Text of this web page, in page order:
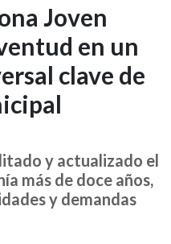
Joven
en un
clave de
y actualizado el
más de doce años,
y demandas